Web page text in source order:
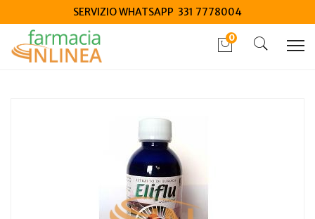
SERVIZIO WHATSAPP 331 7778004
0